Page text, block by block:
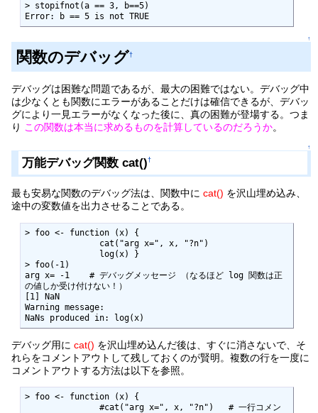
> stopifnot(a == 3, b==5)
Error: b == 5 is not TRUE
↑
関数のデバッグ†
デバッグは困難な問題であるが、最大の困難ではない。デバッグ中
は少なくとも関数にエラーがあることだけは確信できるが、デバッ
グにより一見エラーがなくなった後に、真の困難が登場する。つま
り この関数は本当に求めるものを計算しているのだろうか。
↑
万能デバッグ関数 cat()†
最も安易な関数のデバッグ法は、関数中にcat() を沢山埋め込み、
途中の変数値を出力させることである。
> foo <- function (x) {
> foo(-1)
arg x= -1    # デバッグメッセージ （なるほど log 関数は正
の値しか受け付けない！）
[1] NaN
Warning message:
NaNs produced in: log(x)
デバッグ用にcat() を沢山埋め込んだ後は、すぐに消さないで、そ
れらをコメントアウトして残しておくのが賢明。複数の行を一度に
コメントアウトする方法は以下を参照。
> foo <- function (x) {